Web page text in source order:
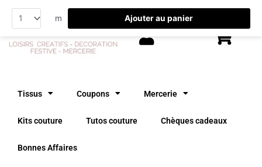
contenu
Tissus Coupons Mercerie
Kits couture Tutos couture Chèques cadeaux
Bonnes Affaires
m Ajouter au panier